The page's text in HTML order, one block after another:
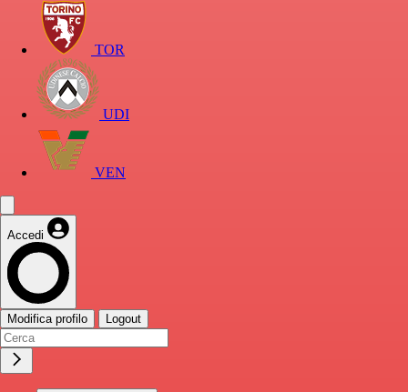
TOR
UDI
VEN
Accedi
Modifica profilo Logout